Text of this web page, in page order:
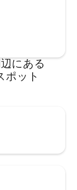
に⁠あ⁠る
ポ⁠ッ⁠ト